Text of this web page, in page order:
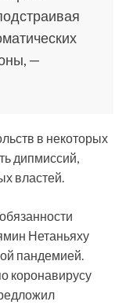
—
в некоторых
дипмиссий,
властей.
Нетаньяху
пандемией.
коронавирусу